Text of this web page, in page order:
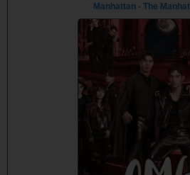
Manhattan - The
Abduction (2024) -